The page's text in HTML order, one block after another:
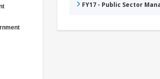
FY17 - Public Sector